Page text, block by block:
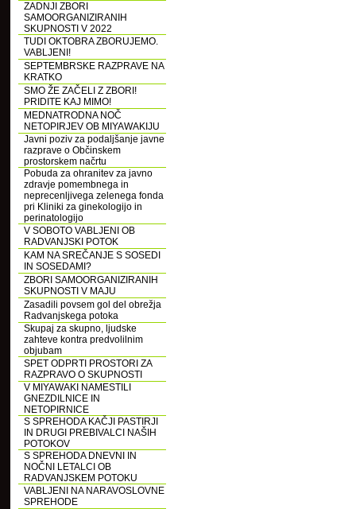
ZADNJI ZBORI
SAMOORGANIZIRANIH
SKUPNOSTI V 2022
TUDI OKTOBRA ZBORUJEMO.
VABLJENI!
SEPTEMBRSKE RAZPRAVE NA
KRATKO
SMO ŽE ZAČELI Z ZBORI!
PRIDITE KAJ MIMO!
MEDNATRODNA NOČ
NETOPIRJEV OB MIYAWAKIJU
Javni poziv za podaljšanje javne
razprave o Občinskem
prostorskem načrtu
Pobuda za ohranitev za javno
zdravje pomembnega in
neprecenljivega zelenega fonda
pri Kliniki za ginekologijo in
perinatologijo
V SOBOTO VABLJENI OB
RADVANJSKI POTOK
KAM NA SREČANJE S SOSEDI
IN SOSEDAMI?
ZBORI SAMOORGANIZIRANIH
SKUPNOSTI V MAJU
Zasadili povsem gol del obrežja
Radvanjskega potoka
Skupaj za skupno, ljudske
zahteve kontra predvolilnim
objubam
SPET ODPRTI PROSTORI ZA
RAZPRAVO O SKUPNOSTI
V MIYAWAKI NAMESTILI
GNEZDILNICE IN
NETOPIRNICE
S SPREHODA KAČJI PASTIRJI
IN DRUGI PREBIVALCI NAŠIH
POTOKOV
S SPREHODA DNEVNI IN
NOČNI LETALCI OB
RADVANJSKEM POTOKU
VABLJENI NA NARAVOSLOVNE
SPREHODE